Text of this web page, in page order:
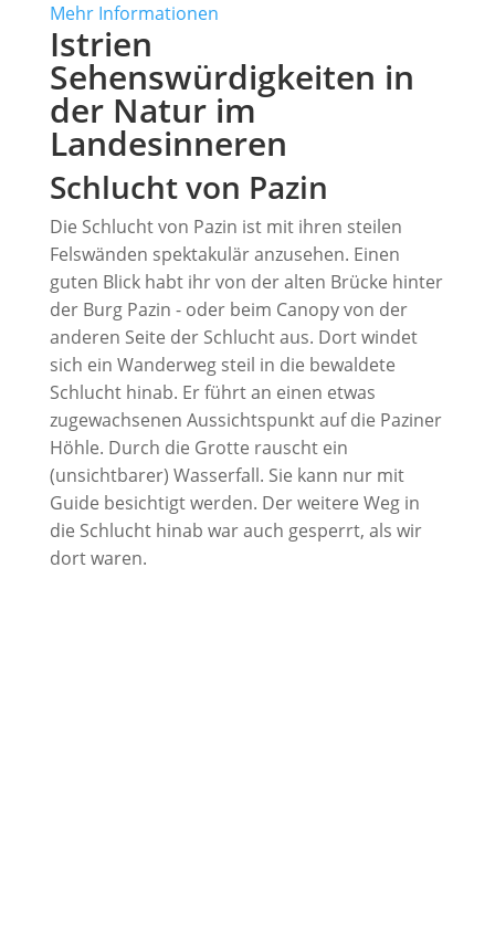
Mehr Informationen
Istrien
Sehenswürdigkeiten in
der Natur im
Landesinneren
Schlucht von Pazin
Die Schlucht von Pazin ist mit ihren steilen
Felswänden spektakulär anzusehen. Einen
guten Blick habt ihr von der alten Brücke hinter
der Burg Pazin - oder beim Canopy von der
anderen Seite der Schlucht aus. Dort windet
sich ein Wanderweg steil in die bewaldete
Schlucht hinab. Er führt an einen etwas
zugewachsenen Aussichtspunkt auf die Paziner
Höhle. Durch die Grotte rauscht ein
(unsichtbarer) Wasserfall. Sie kann nur mit
Guide besichtigt werden. Der weitere Weg in
die Schlucht hinab war auch gesperrt, als wir
dort waren.